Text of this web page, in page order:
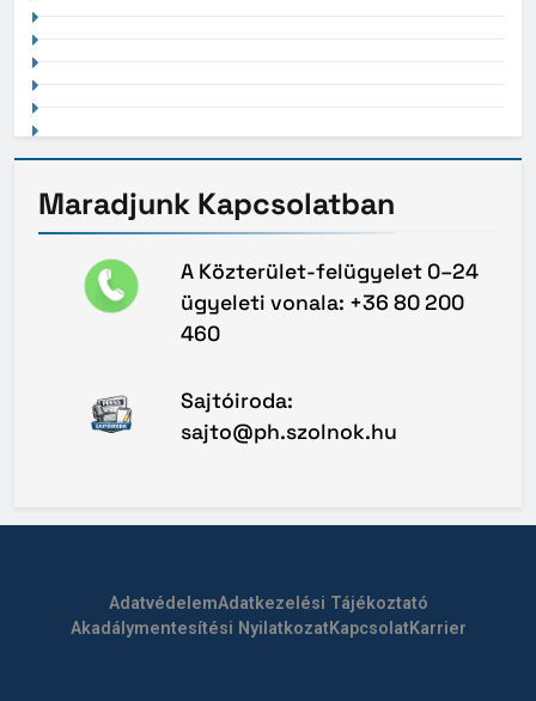
Maradjunk Kapcsolatban
A Közterület-felügyelet 0–24
ügyeleti vonala: +36 80 200
460
Sajtóiroda:
sajto@ph.szolnok.hu
AdatvédelemAdatkezelési Tájékoztató
Akadálymentesítési NyilatkozatKapcsolatKarrier